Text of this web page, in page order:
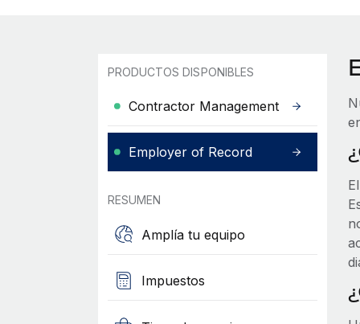
PRODUCTOS DISPONIBLES
Contractor Management
Employer of Record
RESUMEN
Amplía tu equipo
Impuestos